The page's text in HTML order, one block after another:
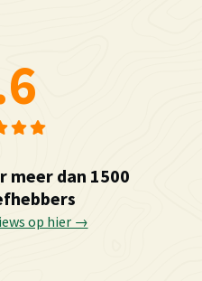
meer dan 1500
op hier →